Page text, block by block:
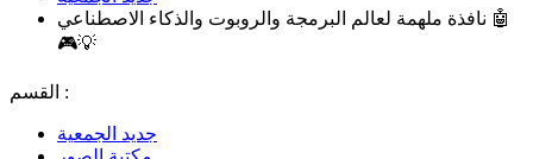
‏نافذة ملهمة لعالم البرمجة والروبوت والذكاء الاصطناعي 🤖
🎮💡
القسم :
جديد الجمعية